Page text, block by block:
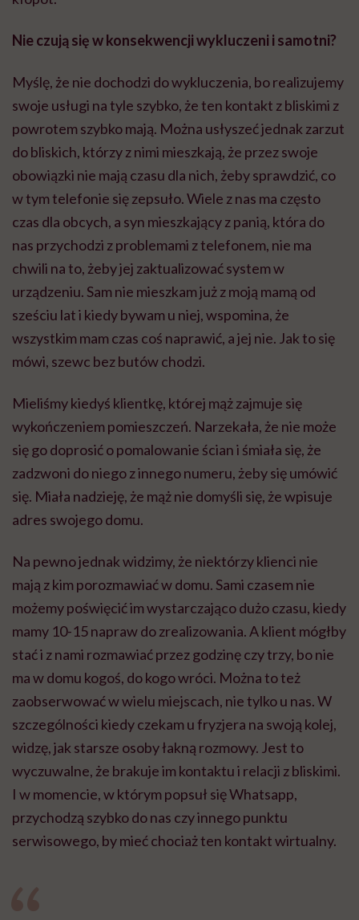
Nie czują się w konsekwencji wykluczeni i samotni?
Myślę, że nie dochodzi do wykluczenia, bo realizujemy
swoje usługi na tyle szybko, że ten kontakt z bliskimi z
powrotem szybko mają. Można usłyszeć jednak zarzut
do bliskich, którzy z nimi mieszkają, że przez swoje
obowiązki nie mają czasu dla nich, żeby sprawdzić, co
w tym telefonie się zepsuło. Wiele z nas ma często
czas dla obcych, a syn mieszkający z panią, która do
nas przychodzi z problemami z telefonem, nie ma
chwili na to, żeby jej zaktualizować system w
urządzeniu. Sam nie mieszkam już z moją mamą od
sześciu lat i kiedy bywam u niej, wspomina, że
wszystkim mam czas coś naprawić, a jej nie. Jak to się
mówi, szewc bez butów chodzi.
Mieliśmy kiedyś klientkę, której mąż zajmuje się
wykończeniem pomieszczeń. Narzekała, że nie może
się go doprosić o pomalowanie ścian i śmiała się, że
zadzwoni do niego z innego numeru, żeby się umówić
się. Miała nadzieję, że mąż nie domyśli się, że wpisuje
adres swojego domu.
Na pewno jednak widzimy, że niektórzy klienci nie
mają z kim porozmawiać w domu. Sami czasem nie
możemy poświęcić im wystarczająco dużo czasu, kiedy
mamy 10-15 napraw do zrealizowania. A klient mógłby
stać i z nami rozmawiać przez godzinę czy trzy, bo nie
ma w domu kogoś, do kogo wróci. Można to też
zaobserwować w wielu miejscach, nie tylko u nas. W
szczególności kiedy czekam u fryzjera na swoją kolej,
widzę, jak starsze osoby łakną rozmowy. Jest to
wyczuwalne, że brakuje im kontaktu i relacji z bliskimi.
I w momencie, w którym popsuł się Whatsapp,
przychodzą szybko do nas czy innego punktu
serwisowego, by mieć chociaż ten kontakt wirtualny.